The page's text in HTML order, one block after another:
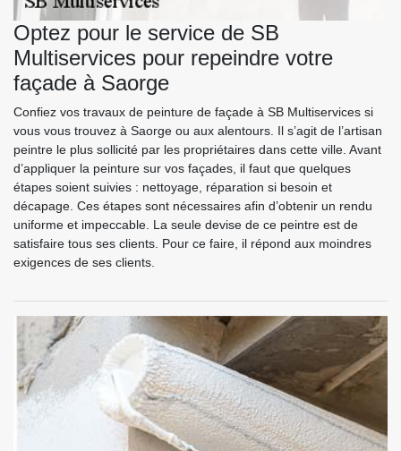
Optez pour le service de SB
Multiservices pour repeindre votre
façade à Saorge
Confiez vos travaux de peinture de façade à SB Multiservices si
vous vous trouvez à Saorge ou aux alentours. Il s’agit de l’artisan
peintre le plus sollicité par les propriétaires dans cette ville. Avant
d’appliquer la peinture sur vos façades, il faut que quelques
étapes soient suivies : nettoyage, réparation si besoin et
décapage. Ces étapes sont nécessaires afin d’obtenir un rendu
uniforme et impeccable. La seule devise de ce peintre est de
satisfaire tous ses clients. Pour ce faire, il répond aux moindres
exigences de ses clients.